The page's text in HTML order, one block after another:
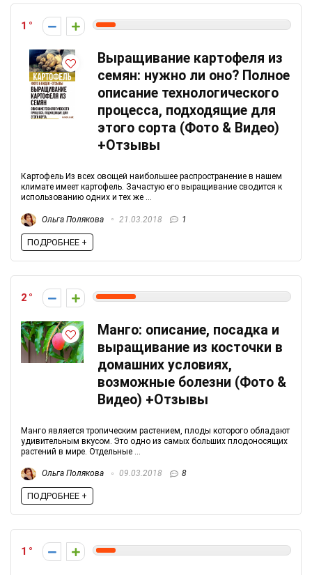
1
Выращивание картофеля из
семян: нужно ли оно? Полное
описание технологического
процесса, подходящие для
этого сорта (Фото & Видео)
+Отзывы
Картофель Из всех овощей наибольшее распространение в нашем
климате имеет картофель. Зачастую его выращивание сводится к
использованию одних и тех же ...
Ольга Полякова 21.03.2018 1
ПОДРОБНЕЕ +
2
Манго: описание, посадка и
выращивание из косточки в
домашних условиях,
возможные болезни (Фото &
Видео) +Отзывы
Манго является тропическим растением, плоды которого обладают
удивительным вкусом. Это одно из самых больших плодоносящих
растений в мире. Отдельные ...
Ольга Полякова 09.03.2018 8
ПОДРОБНЕЕ +
1